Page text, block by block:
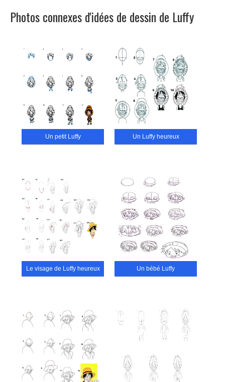
Photos connexes d'idées de dessin de Luffy
Un petit Luffy Un Luffy heureux
Le visage de Luffy heureux Un bébé Luffy